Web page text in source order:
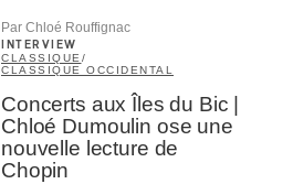
Par Chloé Rouffignac
INTERVIEW
CLASSIQUE /
CLASSIQUE OCCIDENTAL
Concerts aux Îles du Bic |
Chloé Dumoulin ose une
nouvelle lecture de
Chopin